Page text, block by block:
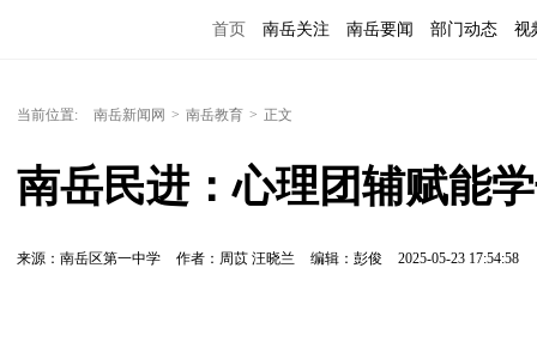
首页 南岳关注 南岳要闻 部门动态 视
当前位置: 南岳新闻网 > 南岳教育 > 正文
南岳民进：心理团辅赋能
来源：南岳区第一中学 作者：周苡 汪晓兰 编辑：彭俊 2025-05-23 17:54:58